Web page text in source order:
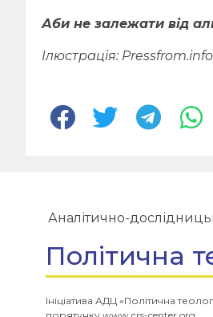
Аби не залежати від
Ілюстрація: Pressfrom.info
Аналітично-
Політична
Ініціатива АДЦ «Політична